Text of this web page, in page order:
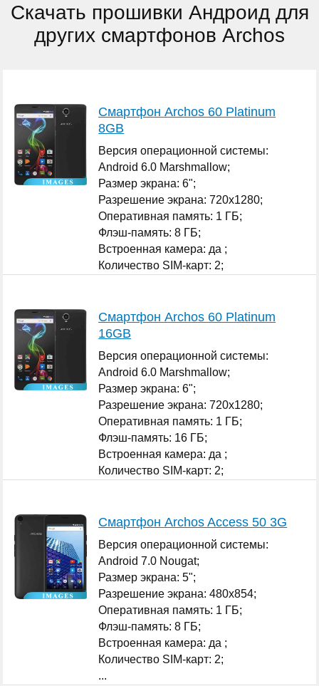
Скачать прошивки Андроид для
других смартфонов Archos
Смартфон Archos 60 Platinum
8GB
Версия операционной системы:
Android 6.0 Marshmallow;
Размер экрана: 6";
Разрешение экрана: 720x1280;
Оперативная память: 1 ГБ;
Флэш-память: 8 ГБ;
Встроенная камера: да ;
Количество SIM-карт: 2;
Смартфон Archos 60 Platinum
16GB
Версия операционной системы:
Android 6.0 Marshmallow;
Размер экрана: 6";
Разрешение экрана: 720x1280;
Оперативная память: 1 ГБ;
Флэш-память: 16 ГБ;
Встроенная камера: да ;
Количество SIM-карт: 2;
Смартфон Archos Access 50 3G
Версия операционной системы:
Android 7.0 Nougat;
Размер экрана: 5";
Разрешение экрана: 480x854;
Оперативная память: 1 ГБ;
Флэш-память: 8 ГБ;
Встроенная камера: да ;
Количество SIM-карт: 2;
...